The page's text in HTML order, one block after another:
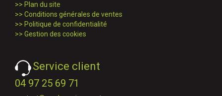
>> Plan du site
>> Conditions générales de ventes
>> Politique de confidentialité
>> Gestion des cookies
Service client
04 97 25 69 71